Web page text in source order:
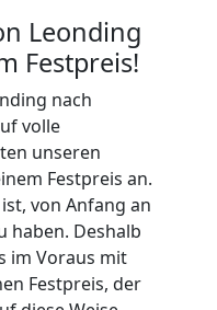
Leonding
Festpreis!
nach
volle
unseren
Festpreis an.
von Anfang an
haben. Deshalb
im Voraus mit
Festpreis, der